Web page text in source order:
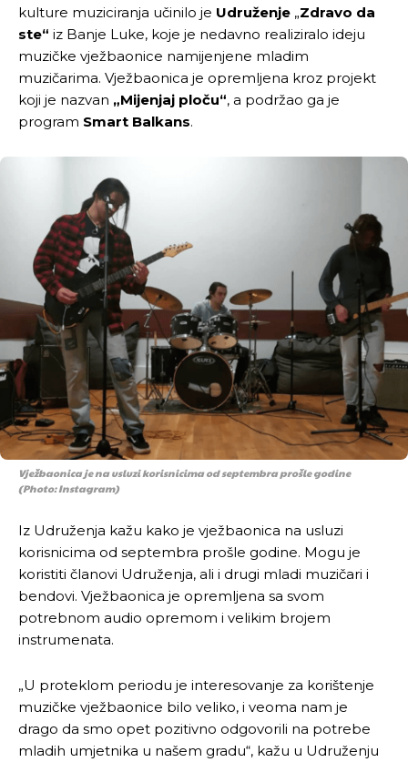
kulture muziciranja učinilo je Udruženje „Zdravo da
ste“ iz Banje Luke, koje je nedavno realiziralo ideju
muzičke vježbaonice namijenjene mladim
muzičarima. Vježbaonica je opremljena kroz projekt
koji je nazvan „Mijenjaj ploču“, a podržao ga je
program Smart Balkans.
Vježbaonica je na usluzi korisnicima od septembra prošle godine
(Photo: Instagram)
Iz Udruženja kažu kako je vježbaonica na usluzi
korisnicima od septembra prošle godine. Mogu je
koristiti članovi Udruženja, ali i drugi mladi muzičari i
bendovi. Vježbaonica je opremljena sa svom
potrebnom audio opremom i velikim brojem
instrumenata.
„U proteklom periodu je interesovanje za korištenje
muzičke vježbaonice bilo veliko, i veoma nam je
drago da smo opet pozitivno odgovorili na potrebe
mladih umjetnika u našem gradu“, kažu u Udruženju